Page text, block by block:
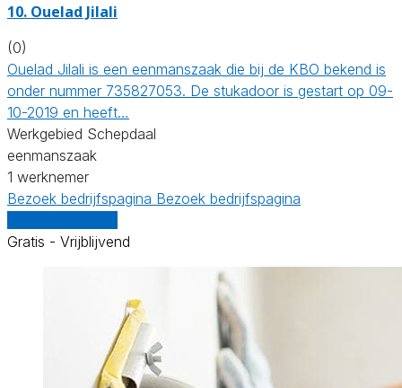
10. Ouelad Jilali
(0)
Ouelad Jilali is een eenmanszaak die bij de KBO bekend is
onder nummer 735827053. De stukadoor is gestart op 09-
10-2019 en heeft…
Werkgebied Schepdaal
eenmanszaak
1 werknemer
Bezoek bedrijfspagina Bezoek bedrijfspagina
Gratis - Vrijblijvend